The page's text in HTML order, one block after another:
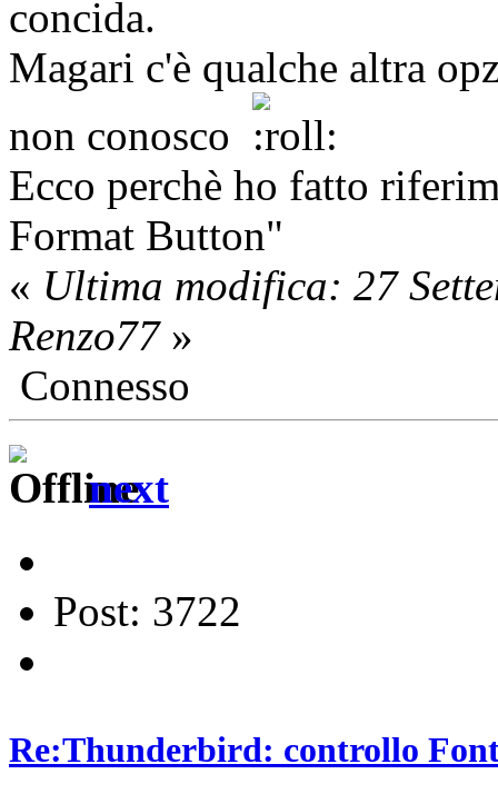
concida.
Magari c'è qualche altra
non conosco
Ecco perchè ho fatto
Format Button"
« Ultima modifica: 27
Renzo77»
Connesso
next
Post: 3722
Re:Thunderbird: controllo